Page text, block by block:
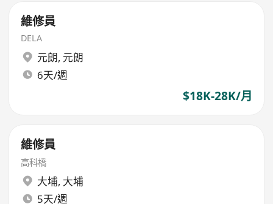
維修員
DELA
元朗, 元朗
6天/週
$18K-28K/月
維修員
高科橋
大埔, 大埔
5天/週